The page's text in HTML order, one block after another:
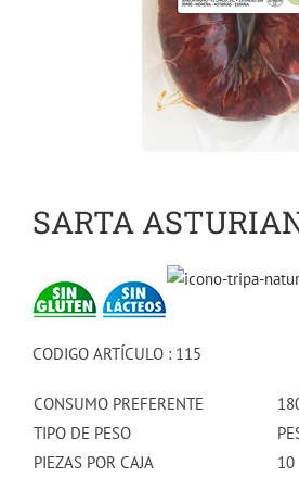
SARTA
CODIGO ARTÍCULO : 115
CONSUMO PREFERENTE
TIPO DE PESO
PIEZAS POR CAJA
10